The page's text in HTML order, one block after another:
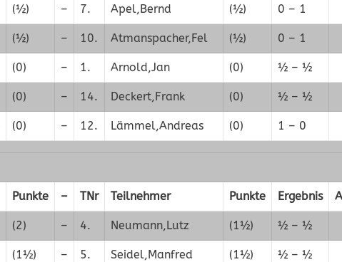
(½) – 7. Apel,Bernd (½) 0 – 1
(½) – 10. Atmanspacher,Fel (½) 0 – 1
(0) – 1. Arnold,Jan (0) ½ – ½
(0) – 14. Deckert,Frank (0) ½ – ½
(0) – 12. Lämmel,Andreas (0) 1 – 0
Punkte – TNr Teilnehmer Punkte Ergebnis
(2) – 4. Neumann,Lutz (1½) ½ – ½
(1½) – 5. Seidel,Manfred (1½) ½ – ½